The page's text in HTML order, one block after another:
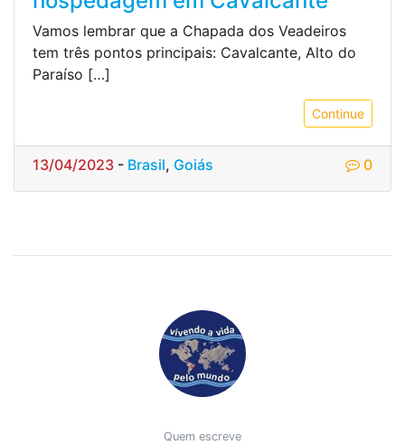
Vamos lembrar que a Chapada dos Veadeiros
tem três pontos principais: Cavalcante, Alto do
Paraíso […]
Continue
13/04/2023 - Brasil, Goiás 0
Quem escreve